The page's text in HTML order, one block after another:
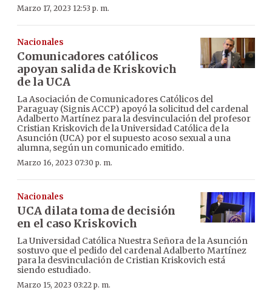
Marzo 17, 2023 12:53 p. m.
Nacionales
Comunicadores católicos
apoyan salida de Kriskovich
de la UCA
La Asociación de Comunicadores Católicos del
Paraguay (Signis ACCP) apoyó la solicitud del cardenal
Adalberto Martínez para la desvinculación del profesor
Cristian Kriskovich de la Universidad Católica de la
Asunción (UCA) por el supuesto acoso sexual a una
alumna, según un comunicado emitido.
Marzo 16, 2023 07:30 p. m.
Nacionales
UCA dilata toma de decisión
en el caso Kriskovich
La Universidad Católica Nuestra Señora de la Asunción
sostuvo que el pedido del cardenal Adalberto Martínez
para la desvinculación de Cristian Kriskovich está
siendo estudiado.
Marzo 15, 2023 03:22 p. m.